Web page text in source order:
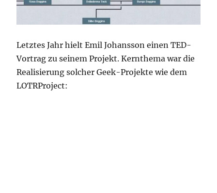
Letztes Jahr hielt Emil Johansson einen TED-
Vortrag zu seinem Projekt. Kernthema war die
Realisierung solcher Geek-Projekte wie dem
LOTRProject: